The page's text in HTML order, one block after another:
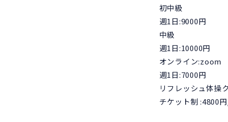
初中級
週1日:9000円
中級
週1日:10000円
オンライン:zoom
週1日:7000円
リフレッシュ体操
チケット制 :4800